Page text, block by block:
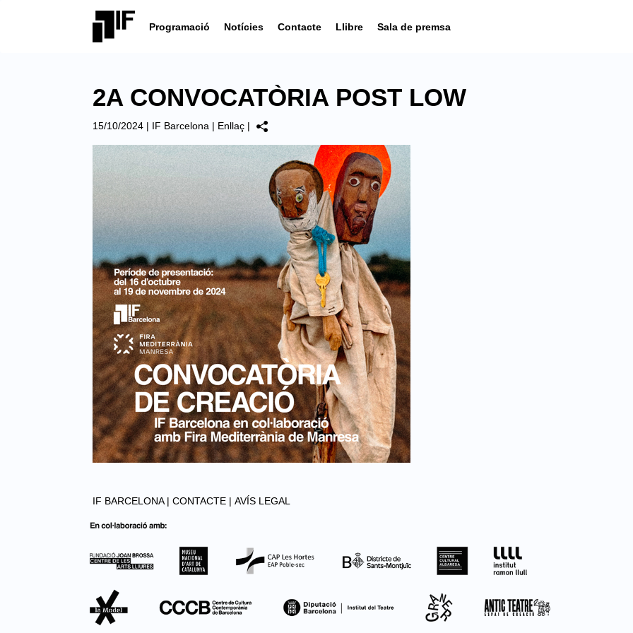
Programació Notícies Contacte Llibre Sala de premsa
2A CONVOCATÒRIA POST LOW
15/10/2024 | IF Barcelona | Enllaç |
IF BARCELONA | CONTACTE | AVÍS LEGAL